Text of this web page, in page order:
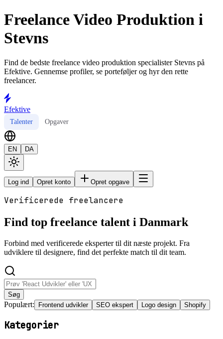
Freelance Video Produktion i
Stevns
Find de bedste freelance video produktion specialister Stevns på
Efektive. Gennemse profiler, se porteføljer og hyr den rette
freelancer.
Efektive
Talenter Opgaver
EN DA
Log ind Opret konto Opret opgave
Verificerede freelancere
Find top freelance talent i Danmark
Forbind med verificerede eksperter til dit næste projekt. Fra
udviklere til designere, find det perfekte match til dit team.
Søg
Populært: Frontend udvikler SEO ekspert Logo design Shopify
Kategorier